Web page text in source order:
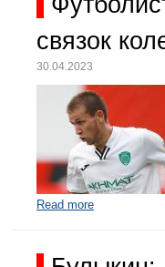
связок
30.04.2023
Read more